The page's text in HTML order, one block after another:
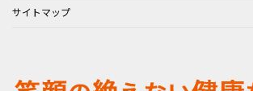
サイトマップ